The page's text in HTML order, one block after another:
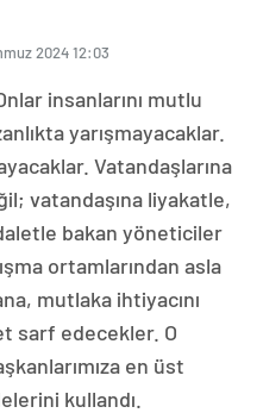
2024 12:03
insanlarını mutlu
yarışmayacaklar.
Vatandaşlarına
vatandaşına liyakatle,
bakan yöneticiler
ortamlarından asla
mutlaka ihtiyacını
sarf edecekler. O
en üst
kullandı.